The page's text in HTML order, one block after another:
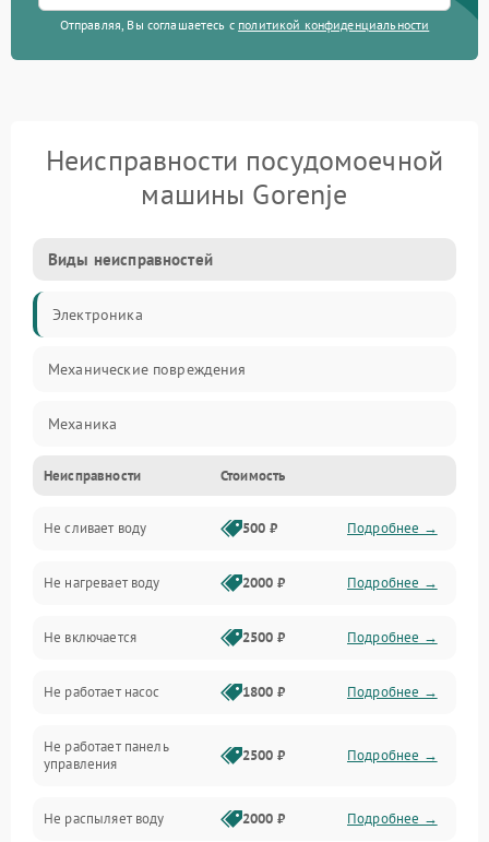
Отправляя, Вы соглашаетесь с политикой конфиденциальности
Неисправности посудомоечной
машины Gorenje
Виды неисправностей
Электроника
Механические повреждения
Механика
Управление
Электропитание
Датчики
Нагрев
Вода
Гигиена
Программное обеспечение
Неисправности Стоимость
Не сливает воду 500 ₽ Подробнее →
Не нагревает воду 2000 ₽ Подробнее →
Не включается 2500 ₽ Подробнее →
Не работает насос 1800 ₽ Подробнее →
Не работает панель
управления
2500 ₽ Подробнее →
Не распыляет воду 2000 ₽ Подробнее →